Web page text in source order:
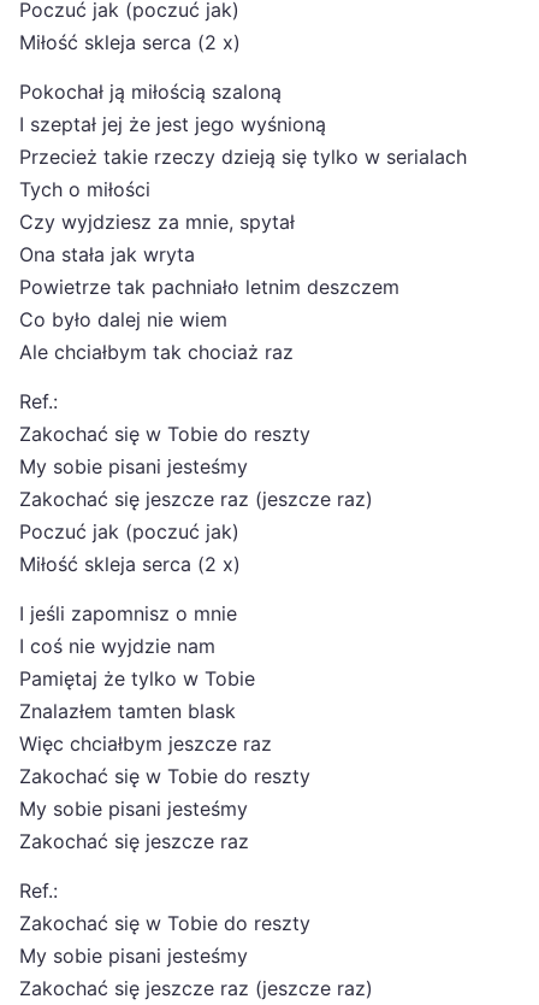
Poczuć jak (poczuć jak)
Miłość skleja serca (2 x)
Pokochał ją miłością szaloną
I szeptał jej że jest jego wyśnioną
Przecież takie rzeczy dzieją się tylko w serialach
Tych o miłości
Czy wyjdziesz za mnie, spytał
Ona stała jak wryta
Powietrze tak pachniało letnim deszczem
Co było dalej nie wiem
Ale chciałbym tak chociaż raz
Ref.:
Zakochać się w Tobie do reszty
My sobie pisani jesteśmy
Zakochać się jeszcze raz (jeszcze raz)
Poczuć jak (poczuć jak)
Miłość skleja serca (2 x)
I jeśli zapomnisz o mnie
I coś nie wyjdzie nam
Pamiętaj że tylko w Tobie
Znalazłem tamten blask
Więc chciałbym jeszcze raz
Zakochać się w Tobie do reszty
My sobie pisani jesteśmy
Zakochać się jeszcze raz
Ref.:
Zakochać się w Tobie do reszty
My sobie pisani jesteśmy
Zakochać się jeszcze raz (jeszcze raz)